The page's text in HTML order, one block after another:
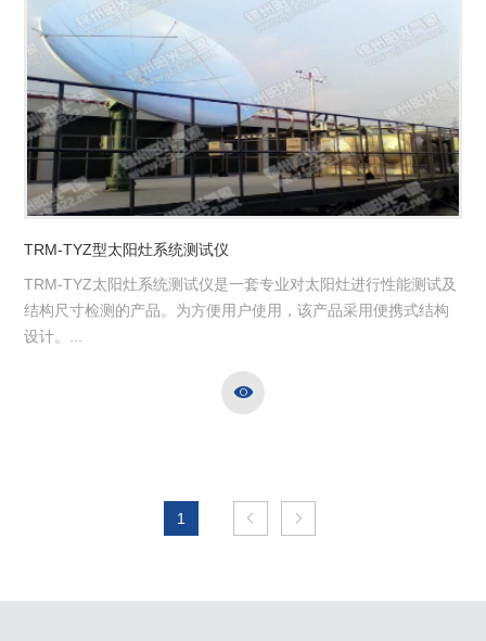
TRM-TYZ型太阳灶系统测试仪
TRM-TYZ太阳灶系统测试仪是一套专业对太阳灶进行性能测试及
结构尺寸检测的产品。为方便用户使用，该产品采用便携式结构
设计。...

1  